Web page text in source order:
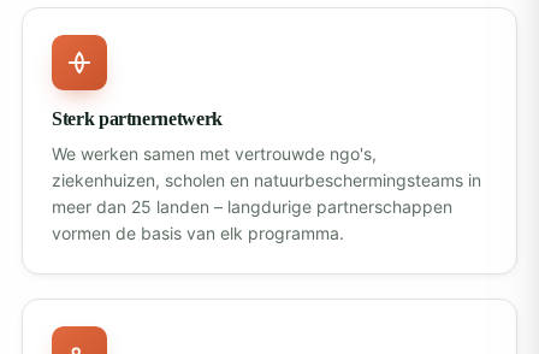
Sterk partnernetwerk
We werken samen met vertrouwde ngo's,
ziekenhuizen, scholen en natuurbeschermingsteams in
meer dan 25 landen – langdurige partnerschappen
vormen de basis van elk programma.